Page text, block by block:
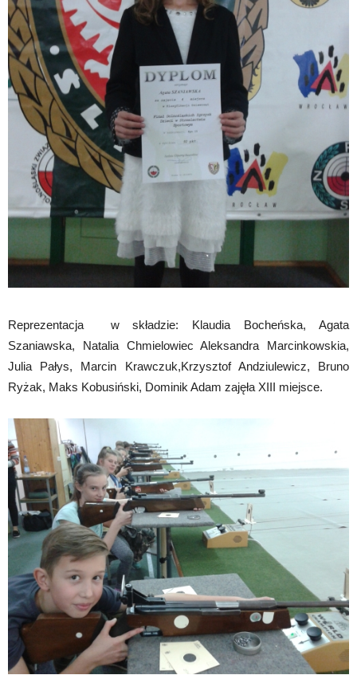
Reprezentacja w składzie: Klaudia Bocheńska, Agata
Szaniawska, Natalia Chmielowiec Aleksandra Marcinkowskia,
Julia Pałys, Marcin Krawczuk,Krzysztof Andziulewicz, Bruno
Ryżak, Maks Kobusiński, Dominik Adam zajęła XIII miejsce.